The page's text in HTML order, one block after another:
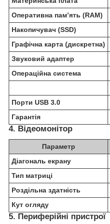
Оперативна пам’ять (RAM)
Накопичувач (SSD)
Графічна карта (дискретна)
Звуковий адаптер
Операційна система
Порти USB 3.0
Гарантія
4. Відеомонітор
Параметр
Діагональ екрану
Тип матриці
Роздільна здатність
Кут огляду
5. Периферійні пристрої